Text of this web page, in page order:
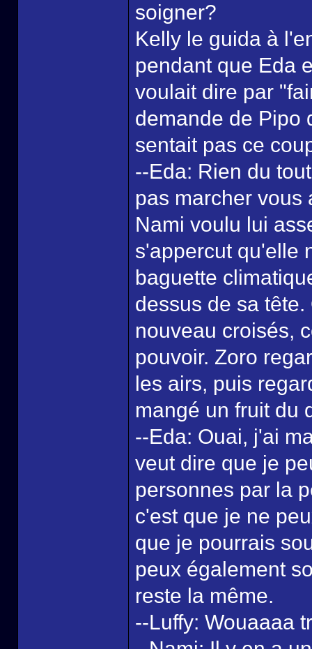
soigner?
Kelly le guida à
pendant que Eda
voulait dire par
demande de Pipo
sentait pas ce
--Eda: Rien du
pas marcher vous
Nami voulu lui
s'appercut qu'elle
baguette
dessus de sa
nouveau croisés,
pouvoir. Zoro
les airs, puis
mangé un fruit du
--Eda: Ouai, j'ai
veut dire que je
personnes par la
c'est que je ne
que je pourrais
peux également
reste la même.
--Luffy: Wouaaaa